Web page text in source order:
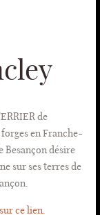
de
en Franche-
Besançon désire
sur ses terres de
ce lien.